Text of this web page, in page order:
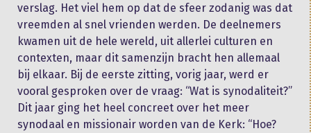
verslag. Het viel hem op dat de sfeer zodanig was dat
vreemden al snel vrienden werden. De deelnemers
kwamen uit de hele wereld, uit allerlei culturen en
contexten, maar dit samenzijn bracht hen allemaal
bij elkaar. Bij de eerste zitting, vorig jaar, werd er
vooral gesproken over de vraag: “Wat is synodaliteit?”
Dit jaar ging het heel concreet over het meer
synodaal en missionair worden van de Kerk: “Hoe?